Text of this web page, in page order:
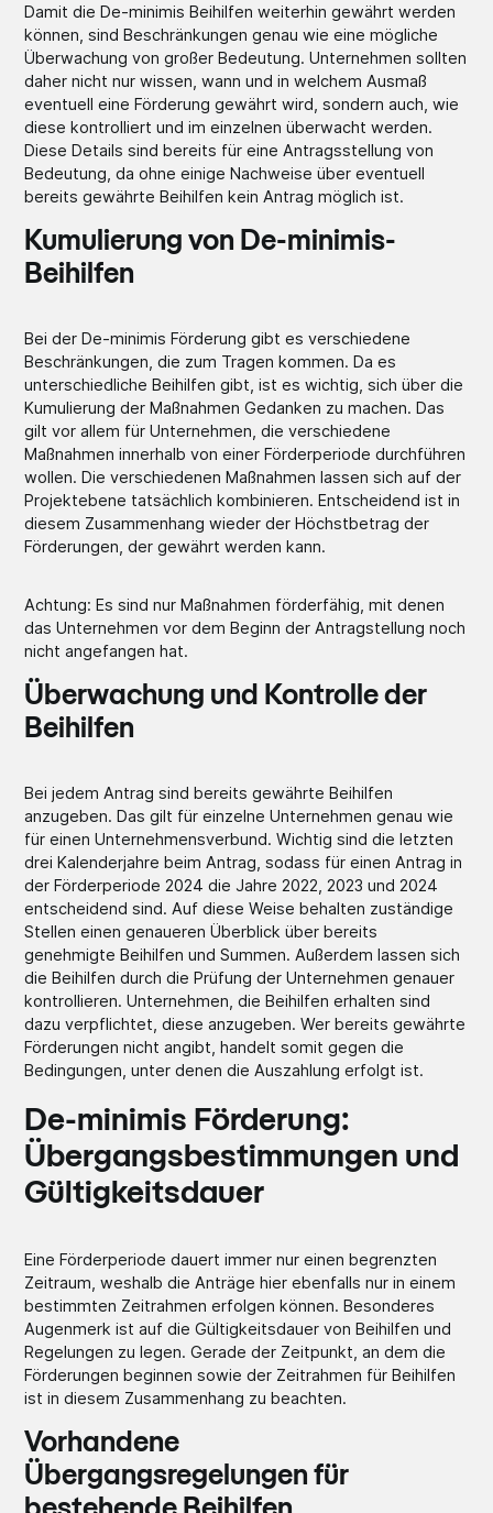
Damit die De-minimis Beihilfen weiterhin gewährt werden
können, sind Beschränkungen genau wie eine mögliche
Überwachung von großer Bedeutung. Unternehmen sollten
daher nicht nur wissen, wann und in welchem Ausmaß
eventuell eine Förderung gewährt wird, sondern auch, wie
diese kontrolliert und im einzelnen überwacht werden.
Diese Details sind bereits für eine Antragsstellung von
Bedeutung, da ohne einige Nachweise über eventuell
bereits gewährte Beihilfen kein Antrag möglich ist.
Kumulierung von De-minimis-
Beihilfen
Bei der De-minimis Förderung gibt es verschiedene
Beschränkungen, die zum Tragen kommen. Da es
unterschiedliche Beihilfen gibt, ist es wichtig, sich über die
Kumulierung der Maßnahmen Gedanken zu machen. Das
gilt vor allem für Unternehmen, die verschiedene
Maßnahmen innerhalb von einer Förderperiode durchführen
wollen. Die verschiedenen Maßnahmen lassen sich auf der
Projektebene tatsächlich kombinieren. Entscheidend ist in
diesem Zusammenhang wieder der Höchstbetrag der
Förderungen, der gewährt werden kann.
Achtung: Es sind nur Maßnahmen förderfähig, mit denen
das Unternehmen vor dem Beginn der Antragstellung noch
nicht angefangen hat.
Überwachung und Kontrolle der
Beihilfen
Bei jedem Antrag sind bereits gewährte Beihilfen
anzugeben. Das gilt für einzelne Unternehmen genau wie
für einen Unternehmensverbund. Wichtig sind die letzten
drei Kalenderjahre beim Antrag, sodass für einen Antrag in
der Förderperiode 2024 die Jahre 2022, 2023 und 2024
entscheidend sind. Auf diese Weise behalten zuständige
Stellen einen genaueren Überblick über bereits
genehmigte Beihilfen und Summen. Außerdem lassen sich
die Beihilfen durch die Prüfung der Unternehmen genauer
kontrollieren. Unternehmen, die Beihilfen erhalten sind
dazu verpflichtet, diese anzugeben. Wer bereits gewährte
Förderungen nicht angibt, handelt somit gegen die
Bedingungen, unter denen die Auszahlung erfolgt ist.
De-minimis Förderung:
Übergangsbestimmungen und
Gültigkeitsdauer
Eine Förderperiode dauert immer nur einen begrenzten
Zeitraum, weshalb die Anträge hier ebenfalls nur in einem
bestimmten Zeitrahmen erfolgen können. Besonderes
Augenmerk ist auf die Gültigkeitsdauer von Beihilfen und
Regelungen zu legen. Gerade der Zeitpunkt, an dem die
Förderungen beginnen sowie der Zeitrahmen für Beihilfen
ist in diesem Zusammenhang zu beachten.
Vorhandene
Übergangsregelungen für